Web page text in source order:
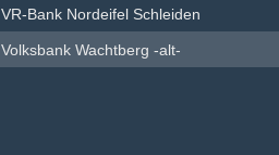
VR-Bank Nordeifel Schleiden
Volksbank Wachtberg -alt-